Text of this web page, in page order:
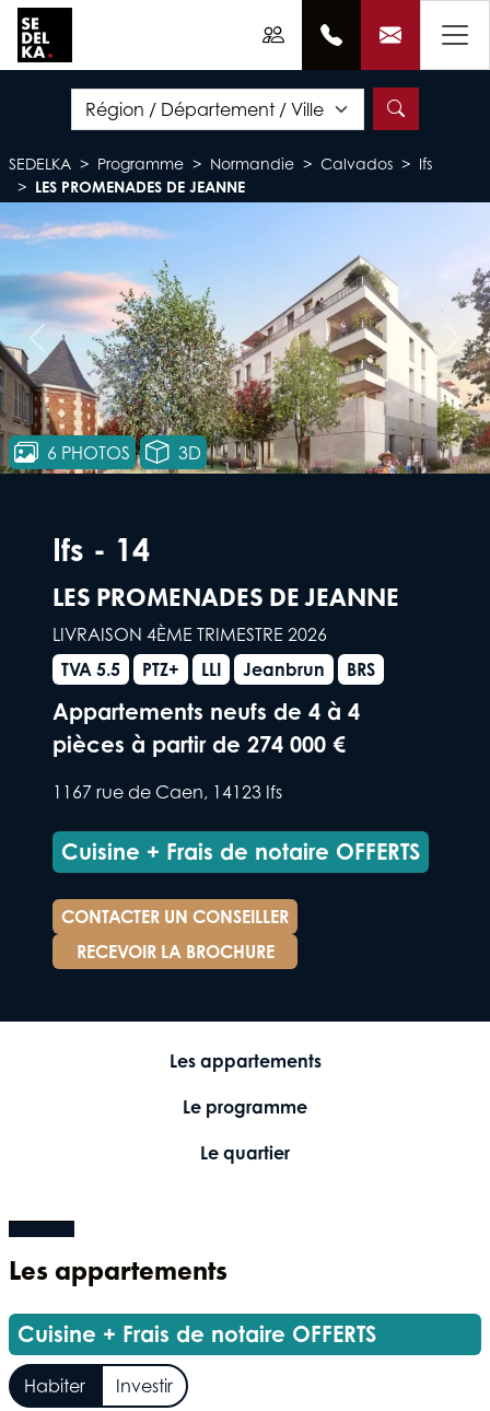
SEDELKA Programme Normandie Calvados
Ifs
LES PROMENADES DE JEANNE
Précédent
6 PHOTOS 3D
Ifs - 14
LES PROMENADES DE JEANNE
LIVRAISON 4ÈME TRIMESTRE 2026
TVA 5.5
PTZ+ LLI Jeanbrun BRS
Appartements neufs de 4 à 4
pièces à partir de 274 000 €
1167 rue de Caen, 14123 Ifs
Cuisine + Frais de notaire OFFERTS
CONTACTER UN CONSEILLER
RECEVOIR LA BROCHURE
Les appartements
Le programme
Le quartier
Les appartements
Cuisine + Frais de notaire OFFERTS
Habiter Investir